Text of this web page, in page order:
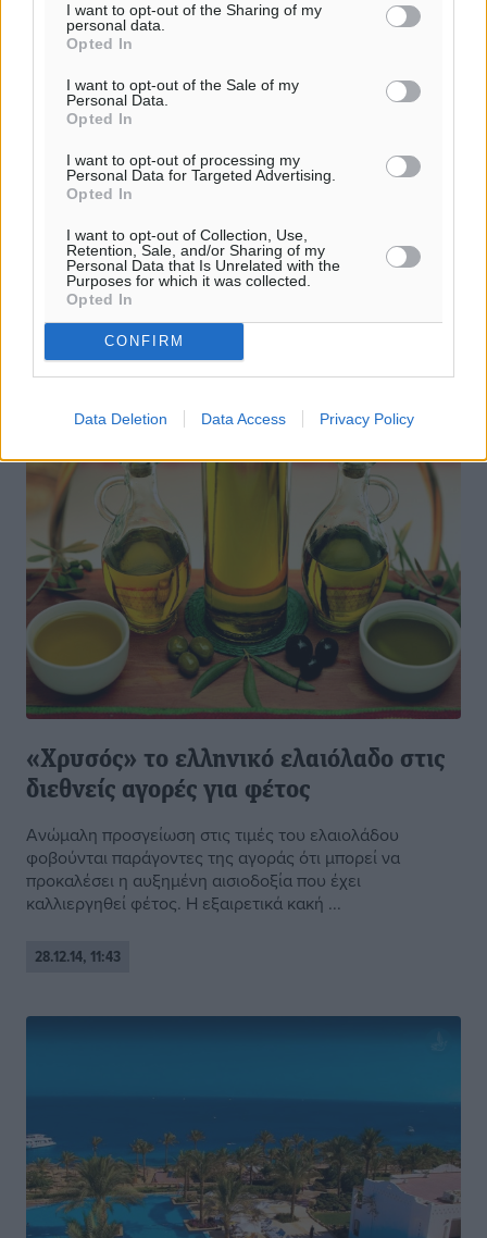
I want to opt-out of the Sharing of my
personal data.
Opted In
I want to opt-out of the Sale of my
Personal Data.
Opted In
I want to opt-out of processing my
Personal Data for Targeted Advertising.
Opted In
I want to opt-out of Collection, Use,
Retention, Sale, and/or Sharing of my
Personal Data that Is Unrelated with the
Purposes for which it was collected.
Opted In
CONFIRM
Data Deletion Data Access Privacy Policy
Δραματικές ώρες στο Norman
αντέξουμε άλλη μια ώρα…(βίντεο)
Νorman Atlantic στο κατάστρωμα του πλοίου όπου
έχουν καταφύγει από τα ξημερώματα οπότε
εκδηλώθηκε η πυρκαγιά στο γκαράζ ...
28.12.14, 11:54
«Χρυσός» το ελληνικό ελαιόλαδο στις
διεθνείς αγορές για φέτος
Ανώμαλη προσγείωση στις τιμές του ελαιολάδου
φοβούνται παράγοντες της αγοράς ότι μπορεί να
προκαλέσει η αυξημένη αισιοδοξία που έχει
καλλιεργηθεί φέτος. Η εξαιρετικά κακή ...
28.12.14, 11:43